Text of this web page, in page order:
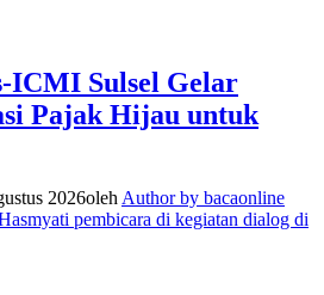
ICMI Sulsel Gelar
Pajak Hijau untuk
2026oleh Author by bacaonline